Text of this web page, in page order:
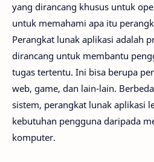
yang dirancang khusus untuk
untuk memahami apa itu
Perangkat lunak aplikasi adalah
dirancang untuk membantu
tugas tertentu. Ini bisa berupa
web, game, dan lain-lain.
sistem, perangkat lunak aplikasi
kebutuhan pengguna daripada
komputer.